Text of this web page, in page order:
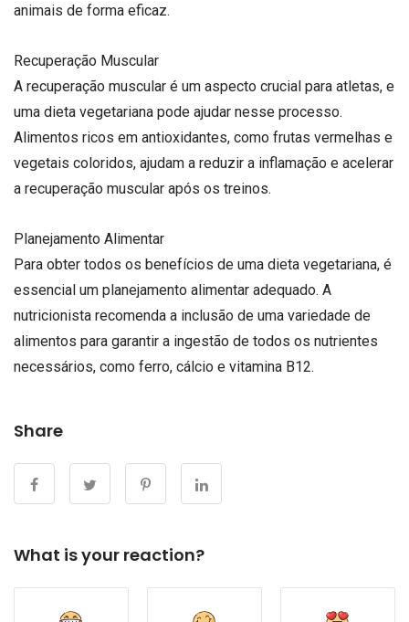
animais de forma eficaz.
Recuperação Muscular
A recuperação muscular é um aspecto crucial para atletas, e
uma dieta vegetariana pode ajudar nesse processo.
Alimentos ricos em antioxidantes, como frutas vermelhas e
vegetais coloridos, ajudam a reduzir a inflamação e acelerar
a recuperação muscular após os treinos.
Planejamento Alimentar
Para obter todos os benefícios de uma dieta vegetariana, é
essencial um planejamento alimentar adequado. A
nutricionista recomenda a inclusão de uma variedade de
alimentos para garantir a ingestão de todos os nutrientes
necessários, como ferro, cálcio e vitamina B12.
Share
What is your reaction?